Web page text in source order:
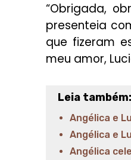
“Obrigada,
presenteia
que fizeram
meu amor,
Leia também:
Angélica e
Angélica e
Angélica